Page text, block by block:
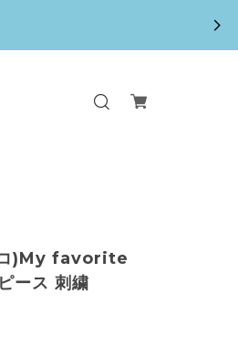
)My favorite
ース 刺繍